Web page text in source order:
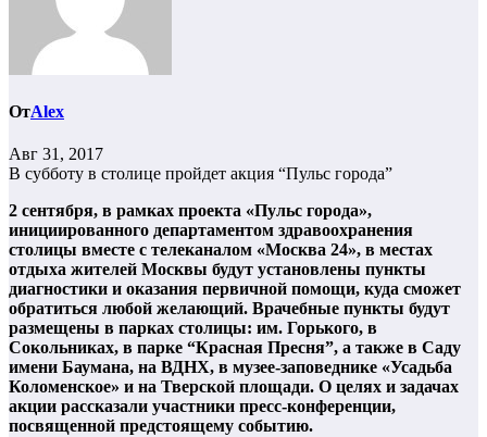
ОтAlex
Авг 31, 2017
В субботу в столице пройдет акция “Пульс города”
2 сентября, в рамках проекта «Пульс города»,
инициированного департаментом здравоохранения
столицы вместе с телеканалом «Москва 24», в местах
отдыха жителей Москвы будут установлены пункты
диагностики и оказания первичной помощи, куда сможет
обратиться любой желающий. Врачебные пункты будут
размещены в парках столицы: им. Горького, в
Сокольниках, в парке “Красная Пресня”, а также в Саду
имени Баумана, на ВДНХ, в музее-заповеднике «Усадьба
Коломенское» и на Тверской площади. О целях и задачах
акции рассказали участники пресс-конференции,
посвященной предстоящему событию.